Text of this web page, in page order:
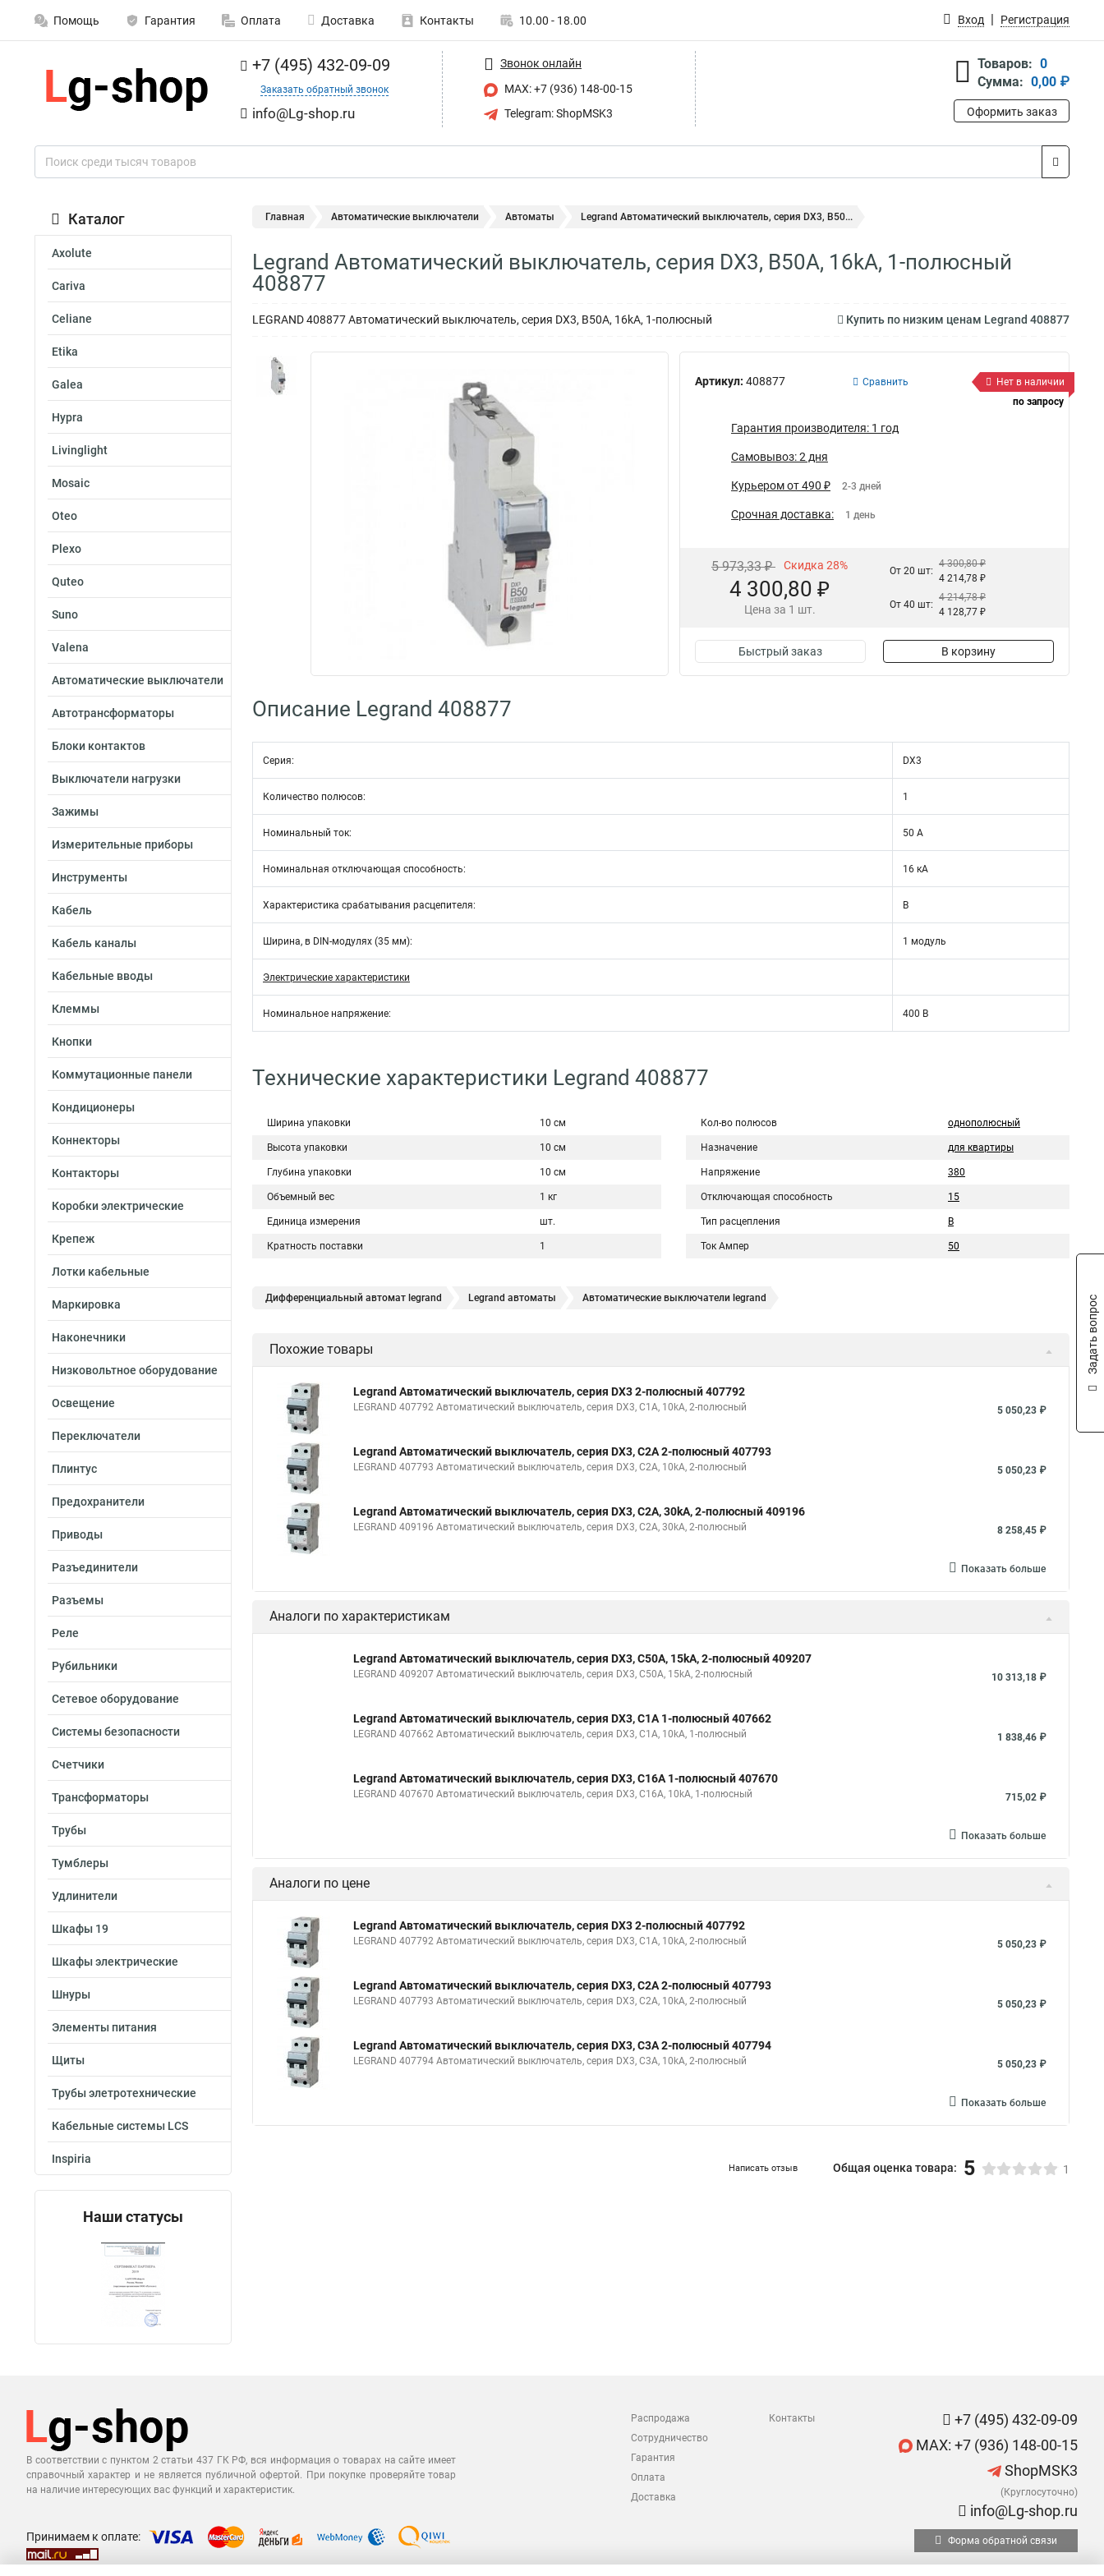
Помощь Гарантия Оплата Доставка Контакты 10.00 - 18.00 Вход Регистрация
+7 (495) 432-09-09
Заказать обратный звонок
info@Lg-shop.ru
Звонок онлайн
MAX: +7 (936) 148-00-15
Telegram: ShopMSK3
Товаров: 0
Сумма: 0,00 ₽
Оформить заказ
Каталог
Axolute
Cariva
Celiane
Etika
Galea
Hypra
Livinglight
Mosaic
Oteo
Plexo
Quteo
Suno
Valena
Автоматические выключатели
Автотрансформаторы
Блоки контактов
Выключатели нагрузки
Зажимы
Измерительные приборы
Инструменты
Кабель
Кабель каналы
Кабельные вводы
Клеммы
Кнопки
Коммутационные панели
Кондиционеры
Коннекторы
Контакторы
Коробки электрические
Крепеж
Лотки кабельные
Маркировка
Наконечники
Низковольтное оборудование
Освещение
Переключатели
Плинтус
Предохранители
Приводы
Разъединители
Разъемы
Реле
Рубильники
Сетевое оборудование
Системы безопасности
Счетчики
Трансформаторы
Трубы
Тумблеры
Удлинители
Шкафы 19
Шкафы электрические
Шнуры
Элементы питания
Щиты
Трубы элетротехнические
Кабельные системы LCS
Inspiria
Наши статусы
Главная Автоматические выключатели Автоматы Legrand Автоматический выключатель, серия DX3, B50...
Legrand Автоматический выключатель, серия DX3, B50A, 16kA, 1-полюсный
408877
LEGRAND 408877 Автоматический выключатель, серия DX3, B50A, 16kA, 1-полюсный Купить по низким ценам Legrand 408877
Артикул: 408877 Сравнить
Нет в наличии
по запросу
Гарантия производителя: 1 год
Самовывоз: 2 дня
Курьером от 490 ₽ 2-3 дней
Срочная доставка: 1 день
5 973,33 ₽ Скидка 28%
4 300,80 ₽
Цена за 1 шт.
От 20 шт:
4 300,80 ₽
4 214,78 ₽
От 40 шт:
4 214,78 ₽
4 128,77 ₽
Быстрый заказ В корзину
Описание Legrand 408877
Серия: DX3
Количество полюсов: 1
Номинальный ток: 50 А
Номинальная отключающая способность: 16 кА
Характеристика срабатывания расцепителя: B
Ширина, в DIN-модулях (35 мм): 1 модуль
Электрические характеристики
Номинальное напряжение: 400 В
Технические характеристики Legrand 408877
Ширина упаковки 10 см
Высота упаковки 10 см
Глубина упаковки 10 см
Объемный вес 1 кг
Единица измерения шт.
Кратность поставки 1
Кол-во полюсов однополюсный
Назначение для квартиры
Напряжение 380
Отключающая способность 15
Тип расцепления B
Ток Ампер 50
Дифференциальный автомат legrand Legrand автоматы Автоматические выключатели legrand
Похожие товары
Legrand Автоматический выключатель, серия DX3 2-полюсный 407792
LEGRAND 407792 Автоматический выключатель, серия DX3, С1A, 10kA, 2-полюсный 5 050,23 ₽
Legrand Автоматический выключатель, серия DX3, С2A 2-полюсный 407793
LEGRAND 407793 Автоматический выключатель, серия DX3, С2A, 10kA, 2-полюсный 5 050,23 ₽
Legrand Автоматический выключатель, серия DX3, С2A, 30kA, 2-полюсный 409196
LEGRAND 409196 Автоматический выключатель, серия DX3, С2A, 30kA, 2-полюсный 8 258,45 ₽
Показать больше
Аналоги по характеристикам
Legrand Автоматический выключатель, серия DX3, С50A, 15kA, 2-полюсный 409207
LEGRAND 409207 Автоматический выключатель, серия DX3, С50A, 15kA, 2-полюсный 10 313,18 ₽
Legrand Автоматический выключатель, серия DX3, С1A 1-полюсный 407662
LEGRAND 407662 Автоматический выключатель, серия DX3, С1A, 10kA, 1-полюсный 1 838,46 ₽
Legrand Автоматический выключатель, серия DX3, С16A 1-полюсный 407670
LEGRAND 407670 Автоматический выключатель, серия DX3, С16A, 10kA, 1-полюсный 715,02 ₽
Показать больше
Аналоги по цене
Legrand Автоматический выключатель, серия DX3 2-полюсный 407792
LEGRAND 407792 Автоматический выключатель, серия DX3, С1A, 10kA, 2-полюсный 5 050,23 ₽
Legrand Автоматический выключатель, серия DX3, С2A 2-полюсный 407793
LEGRAND 407793 Автоматический выключатель, серия DX3, С2A, 10kA, 2-полюсный 5 050,23 ₽
Legrand Автоматический выключатель, серия DX3, С3A 2-полюсный 407794
LEGRAND 407794 Автоматический выключатель, серия DX3, С3A, 10kA, 2-полюсный 5 050,23 ₽
Показать больше
Написать отзыв Общая оценка товара: 5 1
В соответствии с пунктом 2 статьи 437 ГК РФ, вся информация о товарах на сайте имеет
справочный характер и не является публичной офертой. При покупке проверяйте товар
на наличие интересующих вас функций и характеристик.
Распродажа
Сотрудничество
Гарантия
Оплата
Доставка
Контакты
+7 (495) 432-09-09
MAX: +7 (936) 148-00-15
ShopMSK3
(Круглосуточно)
info@Lg-shop.ru
Принимаем к оплате: Форма обратной связи
Задать вопрос